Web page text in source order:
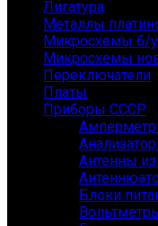
Лигатура
Металлы
Микросхемы б/у
Микросхемы
Переключатели
Платы
Приборы СССР
Антенны
Блоки